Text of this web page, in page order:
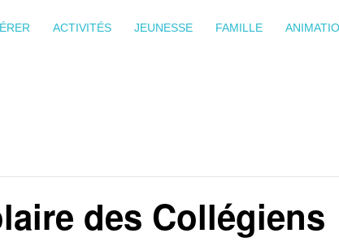
ACTIVITÉS JEUNESSE FAMILLE
des Collégiens